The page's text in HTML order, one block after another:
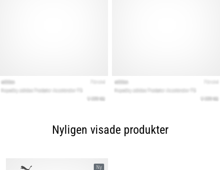
Nyligen visade produkter
Ny